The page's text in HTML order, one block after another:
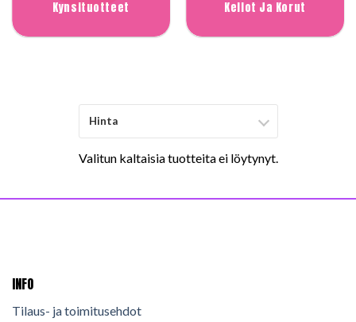
Kynsituotteet Kellot Ja Korut
Hinta
Valitun kaltaisia tuotteita ei löytynyt.
INFO
Tilaus- ja toimitusehdot